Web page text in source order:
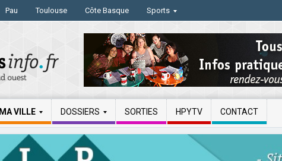
Pau Toulouse Côte Basque Sports
MA VILLE DOSSIERS SORTIES HPYTV CONTACT